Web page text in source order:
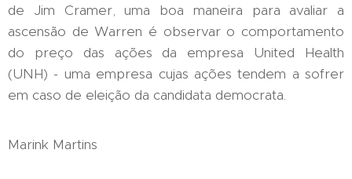
de Jim Cramer, uma boa maneira para avaliar a
ascensão de Warren é observar o comportamento
do preço das ações da empresa United Health
(UNH) - uma empresa cujas ações tendem a sofrer
em caso de eleição da candidata democrata.
Marink Martins